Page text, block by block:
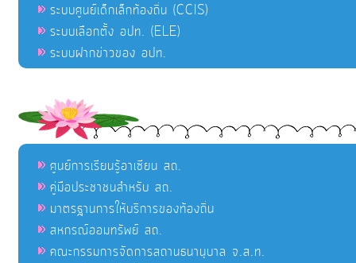
ระบบศูนย์เด็กเล็กท้องถิ่น (CCIS)
ระบบเลือกตั้ง อปท. (ELE)
ระบบฝากข่าวของ อปท.
ศูนย์การเรียนรู้อาเซียน สถ.
คู่มือประชาชนสำหรับ สถ.
มาตรฐานการให้บริการของท้องถิ่น
สหกรณ์ออมทรัพย์ สถ.
คณะกรรมการจัดการสถานธนานุบาล จ.ส.ท.